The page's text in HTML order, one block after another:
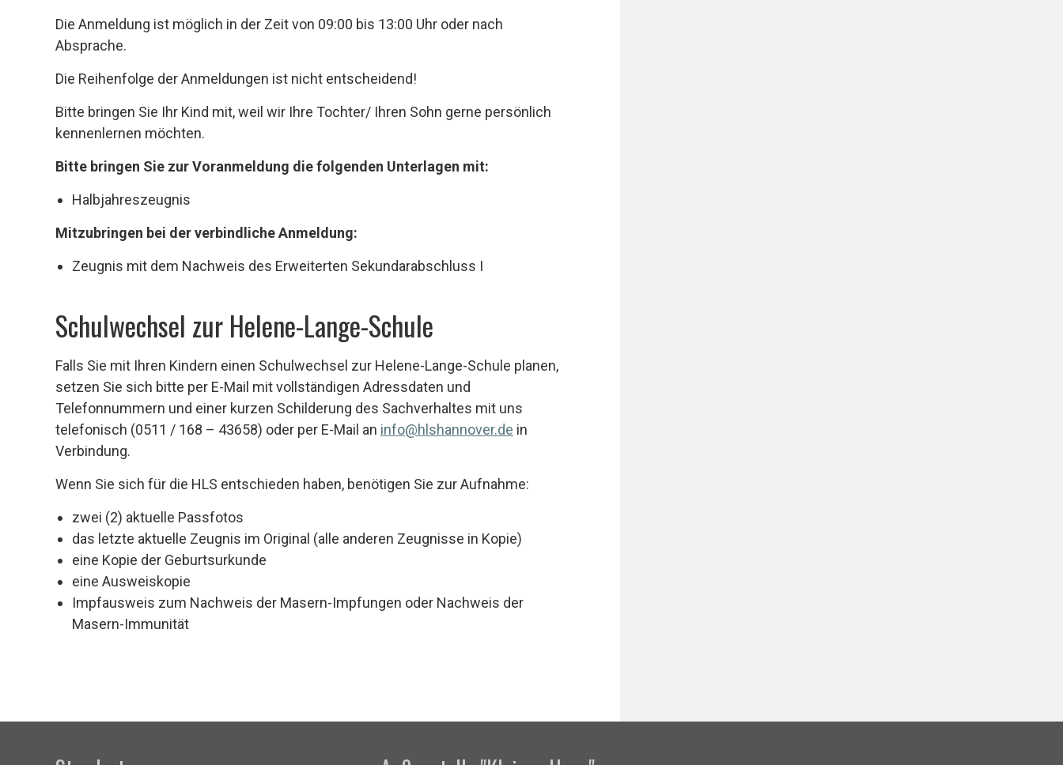
Die Anmeldung ist möglich in der Zeit von 09:00 bis 13:00 Uhr oder nach
Absprache.
Die Reihenfolge der Anmeldungen ist nicht entscheidend!
Bitte bringen Sie Ihr Kind mit, weil wir Ihre Tochter/ Ihren Sohn gerne persönlich
kennenlernen möchten.
Bitte bringen Sie zur Voranmeldung die folgenden Unterlagen mit:
Halbjahreszeugnis
Mitzubringen bei der verbindliche Anmeldung:
Zeugnis mit dem Nachweis des Erweiterten Sekundarabschluss I
Schulwechsel zur Helene-Lange-Schule
Falls Sie mit Ihren Kindern einen Schulwechsel zur Helene-Lange-Schule planen,
setzen Sie sich bitte per E-Mail mit vollständigen Adressdaten und
Telefonnummern und einer kurzen Schilderung des Sachverhaltes mit uns
telefonisch (0511 / 168 – 43658) oder per E-Mail an info@hlshannover.de in
Verbindung.
Wenn Sie sich für die HLS entschieden haben, benötigen Sie zur Aufnahme:
zwei (2) aktuelle Passfotos
das letzte aktuelle Zeugnis im Original (alle anderen Zeugnisse in Kopie)
eine Kopie der Geburtsurkunde
eine Ausweiskopie
Impfausweis zum Nachweis der Masern-Impfungen oder Nachweis der
Masern-Immunität